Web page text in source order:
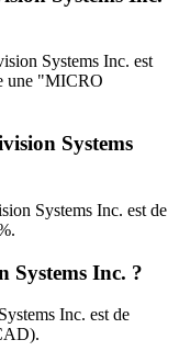
Systems Inc. est
une "MICRO
Systems
Systems Inc. est de
Systems Inc. ?
Inc. est de